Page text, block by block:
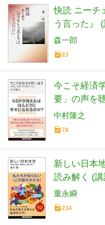
快読 ニーチ
う言った』
森一郎
83
今こそ経済
要」の声を
2801)
中村隆之
78
新しい日本
読み解く (
重永瞬
234